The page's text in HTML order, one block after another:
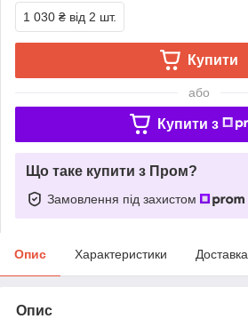
1 030 ₴ від 2 шт.
Купити
або
Купити з
Що таке купити з Пром?
Замовлення під захистом
Опис Характеристики Доставка
Опис